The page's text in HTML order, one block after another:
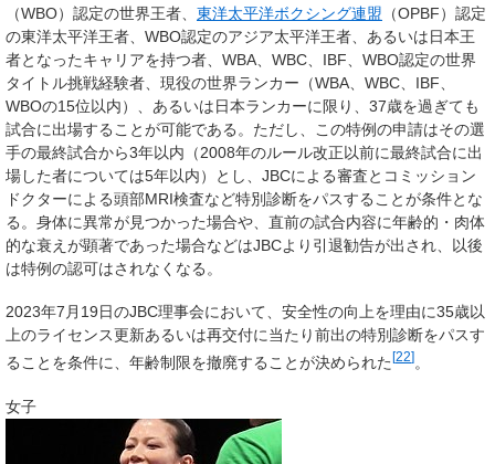
（WBO）認定の世界王者、 東洋太平洋ボクシング連盟 （OPBF）認定
の東洋太平洋王者、WBO認定のアジア太平洋王者、あるいは日本王
者となったキャリアを持つ者、WBA、WBC、IBF、WBO認定の世界
タイトル挑戦経験者、現役の世界ランカー（WBA、WBC、IBF、
WBOの15位以内）、あるいは日本ランカーに限り、37歳を過ぎても
試合に出場することが可能である。ただし、この特例の申請はその選
手の最終試合から3年以内（2008年のルール改正以前に最終試合に出
場した者については5年以内）とし、JBCによる審査とコミッション
ドクターによる頭部MRI検査など特別診断をパスすることが条件とな
る。身体に異常が見つかった場合や、直前の試合内容に年齢的・肉体
的な衰えが顕著であった場合などはJBCより引退勧告が出され、以後
は特例の認可はされなくなる。
2023年7月19日のJBC理事会において、安全性の向上を理由に35歳以
上のライセンス更新あるいは再交付に当たり前出の特別診断をパスす
ることを条件に、年齢制限を撤廃することが決められた [22] 。
女子